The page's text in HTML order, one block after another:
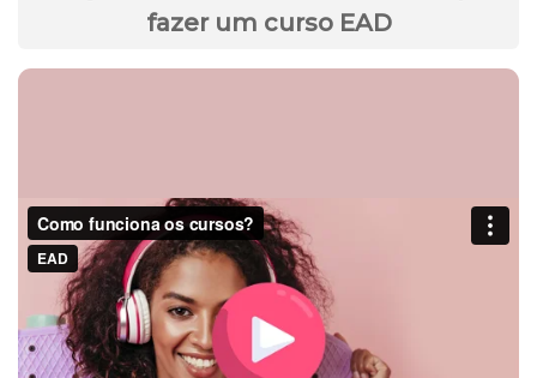
fazer um curso EAD